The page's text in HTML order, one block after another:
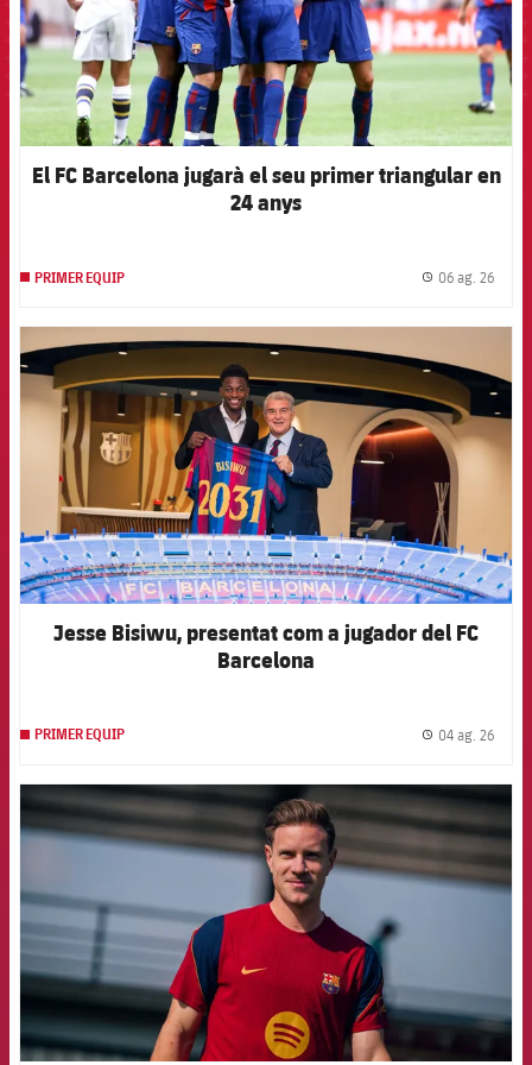
El FC Barcelona jugarà el seu primer triangular en
24 anys
PRIMER EQUIP 06 ag. 26
Jesse Bisiwu, presentat com a jugador del FC
Barcelona
PRIMER EQUIP 04 ag. 26
FCB Barcelona badge